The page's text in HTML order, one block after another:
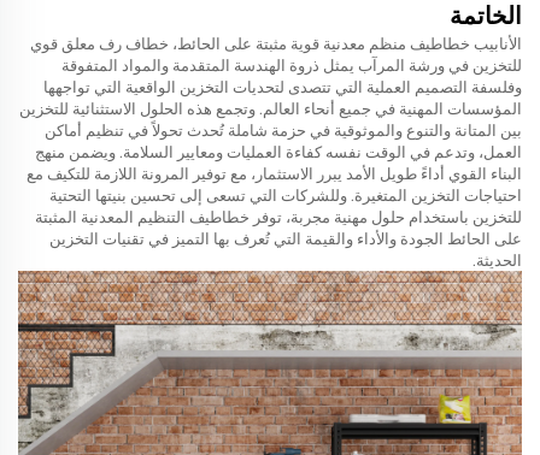
الخاتمة
الأنابيب خطاطيف منظم معدنية قوية مثبتة على الحائط، خطاف رف معلق قوي
للتخزين في ورشة المرآب يمثل ذروة الهندسة المتقدمة والمواد المتفوقة
وفلسفة التصميم العملية التي تتصدى لتحديات التخزين الواقعية التي تواجهها
المؤسسات المهنية في جميع أنحاء العالم. وتجمع هذه الحلول الاستثنائية للتخزين
بين المتانة والتنوع والموثوقية في حزمة شاملة تُحدث تحولاً في تنظيم أماكن
العمل، وتدعم في الوقت نفسه كفاءة العمليات ومعايير السلامة. ويضمن منهج
البناء القوي أداءً طويل الأمد يبرر الاستثمار، مع توفير المرونة اللازمة للتكيف مع
احتياجات التخزين المتغيرة. وللشركات التي تسعى إلى تحسين بنيتها التحتية
للتخزين باستخدام حلول مهنية مجربة، توفر خطاطيف التنظيم المعدنية المثبتة
على الحائط الجودة والأداء والقيمة التي تُعرف بها التميز في تقنيات التخزين
الحديثة.